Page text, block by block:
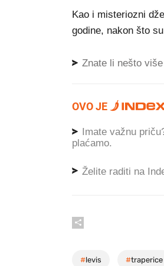
Kao i misteriozni
godine, nakon što
Znate li nešto
OVO JE
Imate važnu
plaćamo.
Želite raditi na
#levis #traperice